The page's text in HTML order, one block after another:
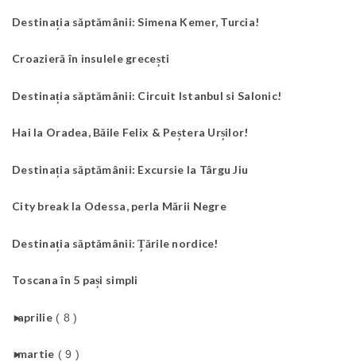
Destinația săptămânii: Simena Kemer, Turcia!
Croazieră în insulele grecești
Destinația săptămânii: Circuit Istanbul si Salonic!
Hai la Oradea, Băile Felix & Peștera Urșilor!
Destinația săptămânii: Excursie la Târgu Jiu
City break la Odessa, perla Mării Negre
Destinația săptămânii: Țările nordice!
Toscana în 5 pași simpli
►
aprilie ( 8 )
►
martie ( 9 )